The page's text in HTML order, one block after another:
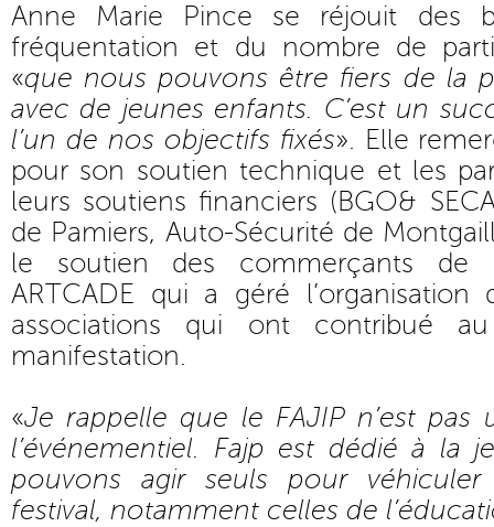
Anne Marie Pince se réjouit des
fréquentation et du nombre de
«que nous pouvons être fiers de la
avec de jeunes enfants. C’est un
l’un de nos objectifs fixés». Elle
pour son soutien technique et les
leurs soutiens financiers (BGO&
de Pamiers, Auto-Sécurité de
le soutien des commerçants de
ARTCADE qui a géré
associations qui ont contribué
manifestation.
«Je rappelle que le FAJIP n’est pas
l’événementiel. Fajp est dédié à la
pouvons agir seuls pour
festival, notamment celles de